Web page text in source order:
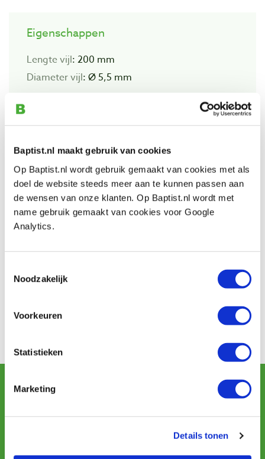
Baptist.nl maakt gebruik van cookies
Op Baptist.nl wordt gebruik gemaakt van cookies met als
doel de website steeds meer aan te kunnen passen aan
de wensen van onze klanten. Op Baptist.nl wordt met
name gebruik gemaakt van cookies voor Google
Analytics.
Noodzakelijk
Voorkeuren
Statistieken
Marketing
Details tonen
Eigenschappen
Lengte vijl: 200 mm
Diameter vijl: Ø 5,5 mm
Beoordelingen
Baptist maakt gebruik van Trusted Shops als een
onafhankelijke dienstverlener voor het verkrijgen van
genomen om ervoor te zorgen dat het om echte
en ontvang aanbiedingen, nieuwe producten en tips.